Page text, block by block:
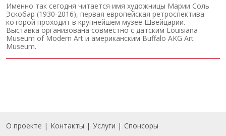
Именно так сегодня читается имя художницы Марии Соль
Эскобар (1930-2016), первая европейская ретроспектива
которой проходит в крупнейшем музее Швейцарии.
Выставка организована совместно с датским Louisiana
Museum of Modern Art и американским Buffalo AKG Art
Museum.
Footer
О проекте Контакты Услуги Спонсоры